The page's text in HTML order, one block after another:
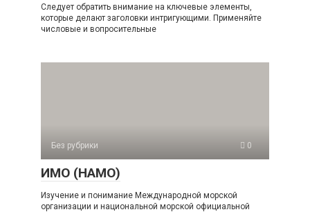
Следует обратить внимание на ключевые элементы,
которые делают заголовки интригующими. Применяйте
числовые и вопросительные
Без рубрики 0
ИМО (НАМО)
Изучение и понимание Международной морской
организации и национальной морской официальной